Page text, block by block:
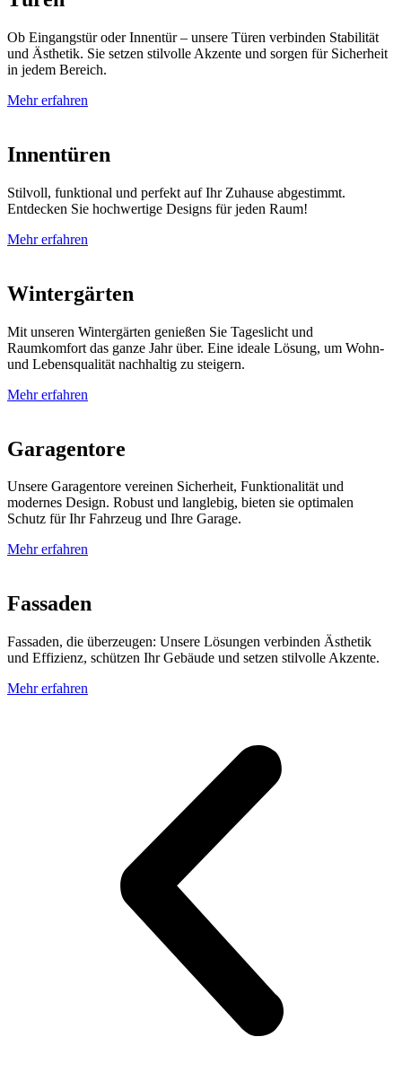
Ob Eingangstür oder Innentür – unsere Türen verbinden Stabilität
und Ästhetik. Sie setzen stilvolle Akzente und sorgen für Sicherheit
in jedem Bereich.
Mehr erfahren
Innentüren
Stilvoll, funktional und perfekt auf Ihr Zuhause abgestimmt.
Entdecken Sie hochwertige Designs für jeden Raum!
Mehr erfahren
Wintergärten
Mit unseren Wintergärten genießen Sie Tageslicht und
Raumkomfort das ganze Jahr über. Eine ideale Lösung, um Wohn-
und Lebensqualität nachhaltig zu steigern.
Mehr erfahren
Garagentore
Unsere Garagentore vereinen Sicherheit, Funktionalität und
modernes Design. Robust und langlebig, bieten sie optimalen
Schutz für Ihr Fahrzeug und Ihre Garage.
Mehr erfahren
Fassaden
Fassaden, die überzeugen: Unsere Lösungen verbinden Ästhetik
und Effizienz, schützen Ihr Gebäude und setzen stilvolle Akzente.
Mehr erfahren